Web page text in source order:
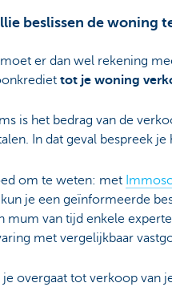
beslissen de woning
er dan wel rekening
tot je woning
is het bedrag van de
In dat geval bespreek
om te weten: met
je een geïnformeerde
mum van tijd enkele
met vergelijkbaar
je overgaat tot verkoop van